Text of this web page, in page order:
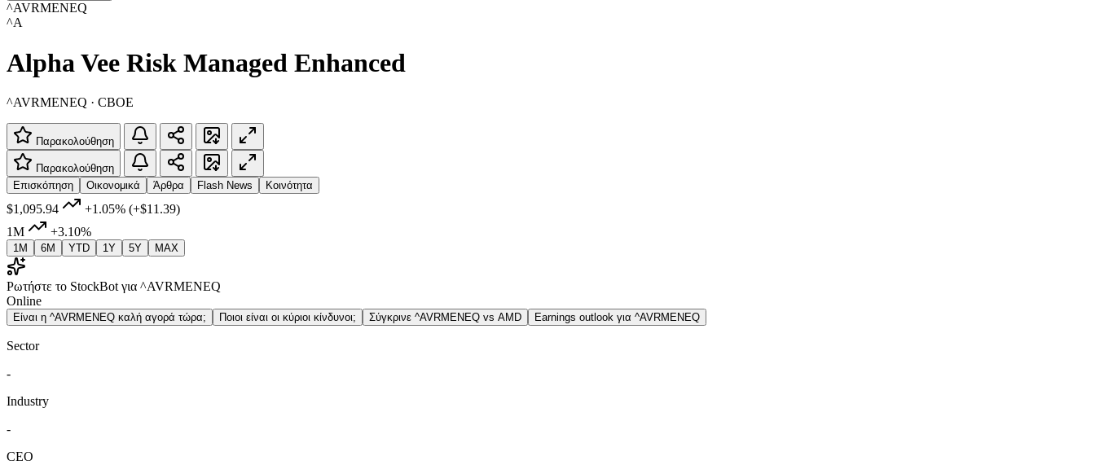
^AVRMENEQ
^A
Alpha Vee Risk Managed Enhanced
^AVRMENEQ · CBOE
Παρακολούθηση
Παρακολούθηση
Επισκόπηση
Οικονομικά Άρθρα Flash News Κοινότητα
$1,095.94 +1.05% (+$11.39)
1M
+3.10%
1M 6M YTD 1Y 5Y MAX
Ρωτήστε το StockBot για ^AVRMENEQ
Online
Είναι η ^AVRMENEQ καλή αγορά τώρα; Ποιοι είναι οι κύριοι κίνδυνοι; Σύγκρινε ^AVRMENEQ vs AMD Earnings outlook για ^AVRMENEQ
Sector
-
Industry
-
CEO